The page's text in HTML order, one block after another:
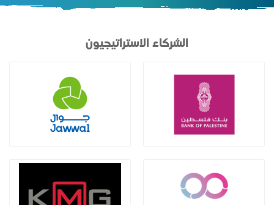
الشركاء الاستراتيجيون